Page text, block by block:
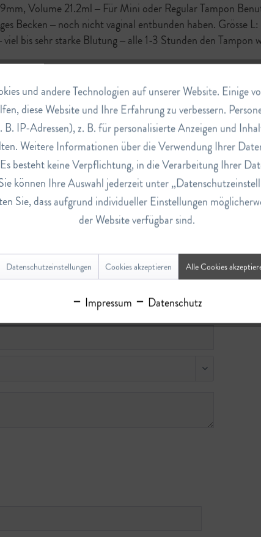
Volume 21.2ml – Für Mini oder Regular Tampon
Becken – noch nicht vaginal entbunden haben. Grösse
bis sehr starke Blutung – alle 1-3 Stunden den Tampon
Owl Gr. L"
und andere Technologien auf unserer Website. Einige
diese Website und Ihre Erfahrung zu verbessern.
IP-Adressen), z. B. für personalisierte Anzeigen und
Weitere Informationen über die Verwendung Ihrer
besteht keine Verpflichtung, in die Verarbeitung Ihrer
können Ihre Auswahl jederzeit unter
Sie, dass aufgrund individueller Einstellungen
der Website verfügbar sind.
Datenschutzeinstellungen Cookies akzeptieren Alle Cookies
Impressum Datenschutz